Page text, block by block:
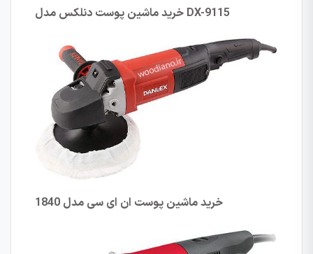
DX-9115
خرید ماشین پوست ان ای سی مدل 1840